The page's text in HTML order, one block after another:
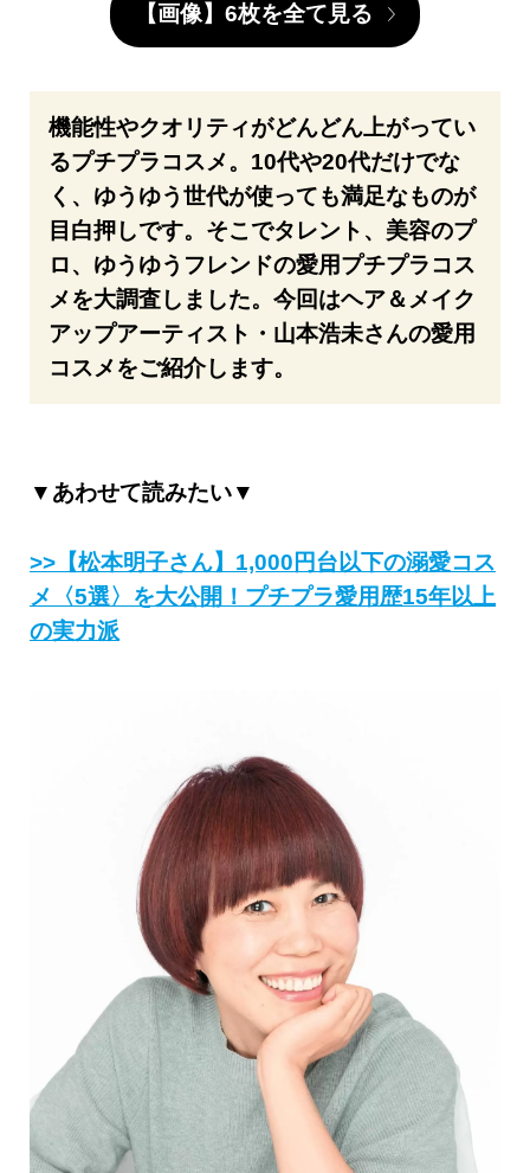
【画像】6枚を全て見る
機能性やクオリティがどんどん上がってい
るプチプラコスメ。10代や20代だけでな
く、ゆうゆう世代が使っても満足なものが
目白押しです。そこでタレント、美容のプ
ロ、ゆうゆうフレンドの愛用プチプラコス
メを大調査しました。今回はヘア＆メイク
アップアーティスト・山本浩未さんの愛用
コスメをご紹介します。
▼あわせて読みたい▼
>>【松本明子さん】1,000円台以下の溺愛コス
メ〈5選〉を大公開！プチプラ愛用歴15年以上
の実力派